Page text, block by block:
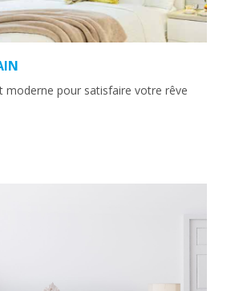
moderne pour satisfaire votre rêve